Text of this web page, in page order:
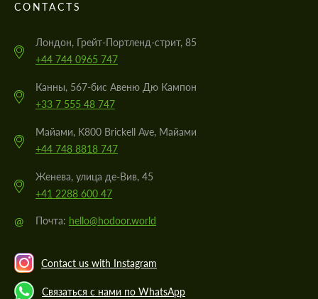
CONTACTS
Лондон, Грейт-Портленд-стрит, 85
+44 744 0965 747
Канны, 567-бис Авеню Дю Кампон
+33 7 555 48 747
Майами, K800 Brickell Ave, Майами
+44 748 8818 747
Женева, улица де-Вив, 45
+41 2288 600 47
@ Почта: hello@hodoor.world
Contact us with Instagram
Связаться с нами по WhatsApp